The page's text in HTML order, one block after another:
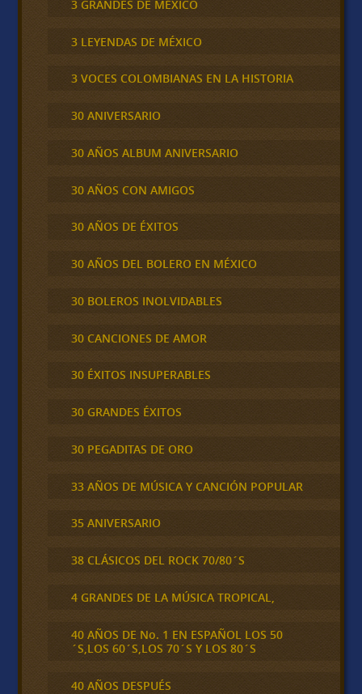
3 GRANDES DE MÉXICO
3 LEYENDAS DE MÉXICO
3 VOCES COLOMBIANAS EN LA HISTORIA
30 ANIVERSARIO
30 AÑOS ALBUM ANIVERSARIO
30 AÑOS CON AMIGOS
30 AÑOS DE ÉXITOS
30 AÑOS DEL BOLERO EN MÉXICO
30 BOLEROS INOLVIDABLES
30 CANCIONES DE AMOR
30 ÉXITOS INSUPERABLES
30 GRANDES ÉXITOS
30 PEGADITAS DE ORO
33 AÑOS DE MÚSICA Y CANCIÓN POPULAR
35 ANIVERSARIO
38 CLÁSICOS DEL ROCK 70/80´S
4 GRANDES DE LA MÚSICA TROPICAL,
40 AÑOS DE No. 1 EN ESPAÑOL LOS 50
´S,LOS 60´S,LOS 70´S Y LOS 80´S
40 AÑOS DESPUÉS